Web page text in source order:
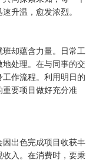
升温，愈发浓烈。
却蕴含力量。日常工
处理。在与同事的交
作流程。利用明日的
要项目做好充分准
出色完成项目收获丰
入。在消费时，要秉